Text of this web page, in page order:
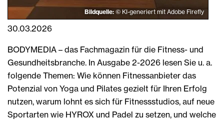
Bildquelle: © KI-generiert mit Adobe Firefly
30.03.2026
BODYMEDIA – das Fachmagazin für die Fitness- und
Gesundheitsbranche. In Ausgabe 2-2026 lesen Sie u. a.
folgende Themen: Wie können Fitnessanbieter das
Potenzial von Yoga und Pilates gezielt für Ihren Erfolg
nutzen, warum lohnt es sich für Fitnessstudios, auf neue
Sportarten wie HYROX und Padel zu setzen, und welche